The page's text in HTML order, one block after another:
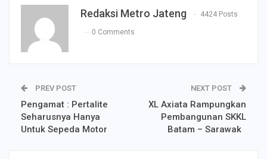
Redaksi Metro Jateng 4424 Posts
0 Comments
PREV POST
Pengamat : Pertalite
Seharusnya Hanya
Untuk Sepeda Motor
NEXT POST
XL Axiata Rampungkan
Pembangunan SKKL
Batam – Sarawak